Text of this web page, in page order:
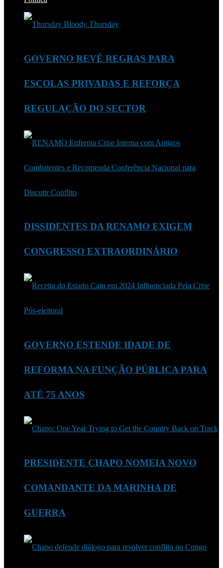
GOVERNO REVÊ REGRAS PARA
ESCOLAS PRIVADAS E REFORÇA
REGULAÇÃO DO SECTOR
DISSIDENTES DA RENAMO EXIGEM
CONGRESSO EXTRAORDINÁRIO
GOVERNO ESTENDE IDADE DE
REFORMA NA FUNÇÃO PÚBLICA PARA
ATÉ 75 ANOS
PRESIDENTE CHAPO NOMEIA NOVO
COMANDANTE DA MARINHA DE
GUERRA